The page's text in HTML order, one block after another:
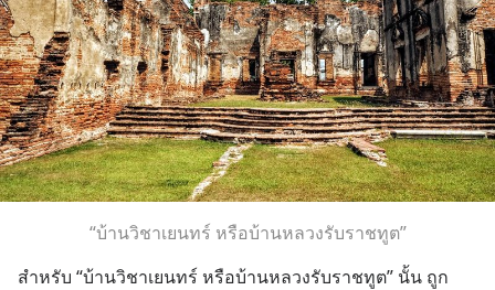
“บ้านวิชาเยนทร์ หรือบ้านหลวงรับราชทูต”
สำหรับ “บ้านวิชาเยนทร์ หรือบ้านหลวงรับราชทูต” นั้น ถูก